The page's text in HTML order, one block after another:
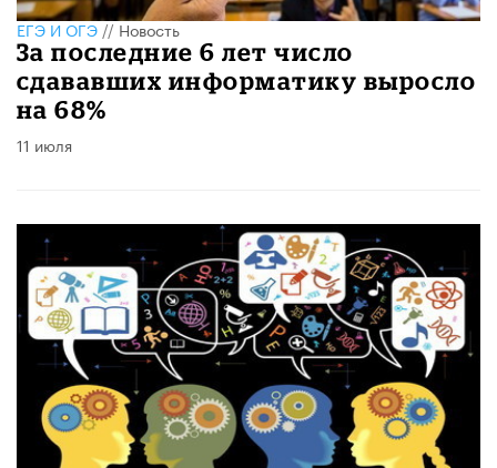
ЕГЭ И ОГЭ//Новость
За последние 6 лет число
сдававших информатику выросло
на 68%
11 июля